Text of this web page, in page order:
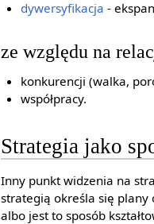
dywersyfikacja -
ze względu na
konkurencji (walka,
współpracy.
Strategia jako
Inny punkt widzenia na
strategią określa się
albo jest to sposób